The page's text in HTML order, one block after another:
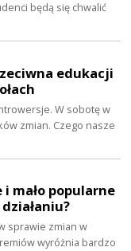
będą się chwalić
edukacji
W sobotę w
zmian. Czego nasze
i mało popularne
sprawie zmian w
wyróżnia bardzo